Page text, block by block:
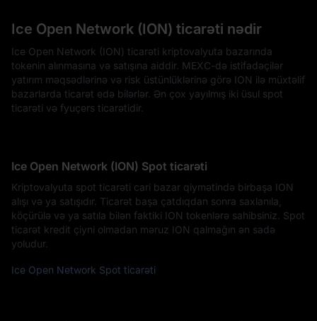
Ice Open Network (ION) ticarəti nədir
Ice Open Network (ION) ticarəti kriptovalyuta bazarında
tokenin alınmasına və satışına aiddir. MEXC-də istifadəçilər
yatırım məqsədlərinə və risk üstünlüklərinə görə ION ilə müxtəlif
bazarlarda ticarət edə bilərlər. Ən çox yayılmış iki üsul spot
ticarəti və fyuçers ticarətidir.
Ice Open Network (ION) Spot ticarəti
Kriptovalyuta spot ticarəti cari bazar qiymətində birbaşa ION
alışı və ya satışıdır. Ticarət başa çatdıqdan sonra saxlanıla,
köçürülə və ya satıla bilən faktiki ION tokenlərə sahibsiniz. Spot
ticarət kredit çiyni olmadan məruz ION qalmağın ən sadə
yoludur.
Ice Open Network Spot ticarəti